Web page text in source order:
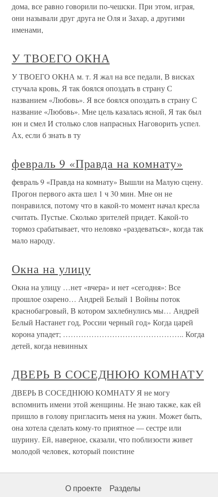
дома, все равно говорили по-чешски. При этом, играя,
они называли друг друга не Оля и Захар, а другими
именами,
У ТВОЕГО ОКНА
У ТВОЕГО ОКНА м. т. Я жал на все педали, В висках
стучала кровь, Я так боялся опоздать в страну С
названием «Любовь». Я все боялся опоздать в страну С
название «Любовь». Мне цель казалась ясной, Я так был
юн и смел И столько слов напрасных Наговорить успел.
Ах, если б знать в ту
февраль 9 «Правда на комнату»
февраль 9 «Правда на комнату» Вышли на Малую сцену.
Прогон первого акта шел 1 ч 30 мин. Мне он не
понравился, потому что в какой-то момент начал кресла
считать. Пустые. Сколько зрителей придет. Какой-то
тормоз срабатывает, что неловко «раздеваться», когда так
мало народу.
Окна на улицу
Окна на улицу …нет «вчера» и нет «сегодня»: Все
прошлое озарено… Андрей Белый 1 Войны поток
краснобагровый, В котором захлебнулись мы… Андрей
Белый Настанет год, России черный год» Когда царей
корона упадет; ……………………………………….. Когда
детей, когда невинных
ДВЕРЬ В СОСЕДНЮЮ КОМНАТУ
ДВЕРЬ В СОСЕДНЮЮ КОМНАТУ Я не могу
вспомнить имени этой женщины. Не знаю также, как ей
пришло в голову пригласить меня на ужин. Может быть,
она хотела сделать кому-то приятное — сестре или
шурину. Ей, наверное, сказали, что поблизости живет
молодой человек, который поистине
О проекте Разделы